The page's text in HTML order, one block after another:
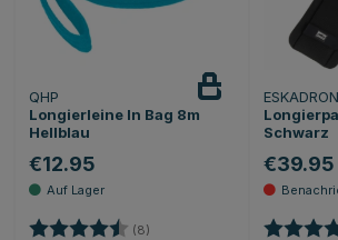
QHP
Longierleine In Bag 8m
Hellblau
€12.95
Bewertung: (8) 4.6 von 5 Sternen
ESKADRON
Schwarz
€39.95